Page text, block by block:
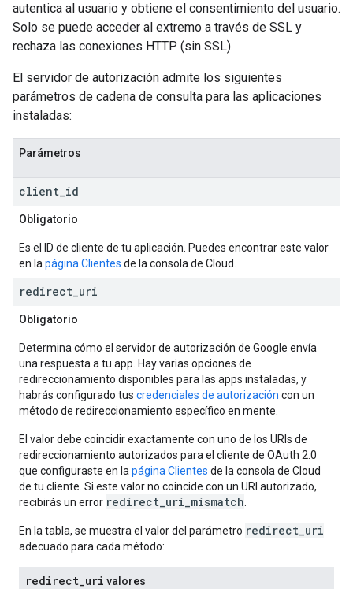
autentica al usuario y obtiene el consentimiento del usuario.
Solo se puede acceder al extremo a través de SSL y
rechaza las conexiones HTTP (sin SSL).
El servidor de autorización admite los siguientes
parámetros de cadena de consulta para las aplicaciones
instaladas:
Parámetros
client id
Obligatorio
Es el ID de cliente de tu aplicación. Puedes encontrar este valor
en la página Clientes de la consola de Cloud.
redirect uri
Obligatorio
Determina cómo el servidor de autorización de Google envía
una respuesta a tu app. Hay varias opciones de
redireccionamiento disponibles para las apps instaladas, y
habrás configurado tus credenciales de autorización con un
método de redireccionamiento específico en mente.
El valor debe coincidir exactamente con uno de los URIs de
redireccionamiento autorizados para el cliente de OAuth 2.0
que configuraste en la página Clientes de la consola de Cloud
de tu cliente. Si este valor no coincide con un URI autorizado,
recibirás un error redirect_uri_mismatch
En la tabla, se muestra el valor del parámetro redirect_uri
adecuado para cada método:
redirect uri valores